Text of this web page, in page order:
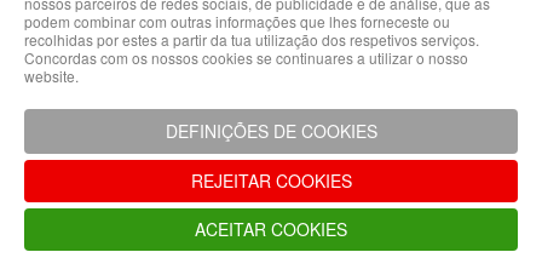
Acessórios
Climatização
Hidráulicas
Controladores
Fixações e
Acessórios
Isolamento
para
Tubagem
podem combinar com outras informações que lhes forneceste ou
recolhidas por estes a partir da tua utilização dos respetivos serviços.
Concordas com os nossos cookies se continuares a utilizar o nosso
website.
DEFINIÇÕES DE COOKIES
REJEITAR COOKIES
ACEITAR COOKIES